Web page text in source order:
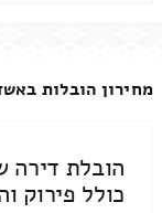
מחירון הובלות
הובלת דירה
כולל פירוק